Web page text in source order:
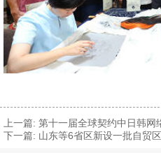
上一篇: 第十一届全球契约中日韩网
下一篇: 山东等6省区新设一批自贸